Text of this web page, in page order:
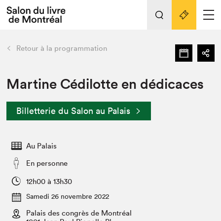
Espace médias
Espace exposant⋅e⋅s
Tout sur l'édition 2022
Actualités
Vidéos et Balados
Club de lecture Braindate
retour Nos activités
Édition 2022
Nous connaître
Projets partenaires 2022
Archives
Liens pratiques
Retour à la programmation
Martine Cédilotte en dédicaces
Billetterie du Salon au Palais
Au Palais
En personne
12h00 à 13h30
Samedi 26 novembre 2022
Palais des congrès de Montréal